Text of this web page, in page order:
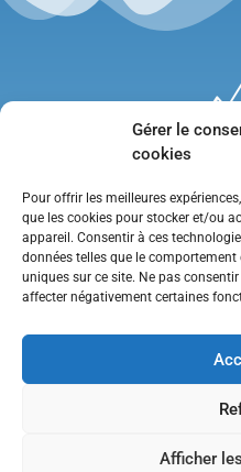
Gérer le
cookies
Pour offrir les meilleures
que les cookies pour stocker et/ou
appareil. Consentir à ces
données telles que le
uniques sur ce site. Ne pas
affecter négativement certaines
Afficher
•